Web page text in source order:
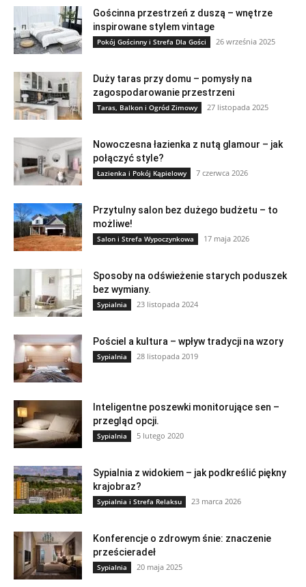
Gościnna przestrzeń z duszą – wnętrze
inspirowane stylem vintage
Pokój Gościnny i Strefa Dla Gości 26 września 2025
Duży taras przy domu – pomysły na
zagospodarowanie przestrzeni
Taras, Balkon i Ogród Zimowy 27 listopada 2025
Nowoczesna łazienka z nutą glamour – jak
połączyć style?
Łazienka i Pokój Kąpielowy 7 czerwca 2026
Przytulny salon bez dużego budżetu – to
możliwe!
Salon i Strefa Wypoczynkowa 17 maja 2026
Sposoby na odświeżenie starych poduszek
bez wymiany.
Sypialnia 23 listopada 2024
Pościel a kultura – wpływ tradycji na wzory
Sypialnia 28 listopada 2019
Inteligentne poszewki monitorujące sen –
przegląd opcji.
Sypialnia 5 lutego 2020
Sypialnia z widokiem – jak podkreślić piękny
krajobraz?
Sypialnia i Strefa Relaksu 23 marca 2026
Konferencje o zdrowym śnie: znaczenie
prześcieradeł
Sypialnia 20 maja 2025